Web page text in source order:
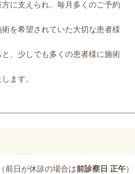
に支えられ、毎月多くのご予約
を希望されていた大切な患者様
、少しでも多くの患者様に施術
ます。
（前日が休診の場合は前診察日 正午